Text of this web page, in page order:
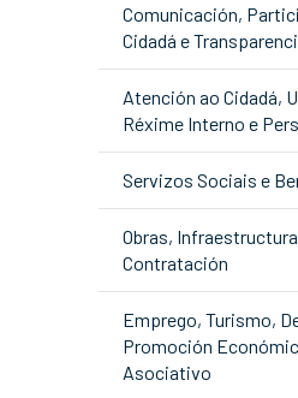
Comunicación,
Cidadá e
Atención ao Cidadá,
Réxime Interno e
Servizos Sociais e
Obras,
Contratación
Emprego, Turismo,
Promoción
Asociativo